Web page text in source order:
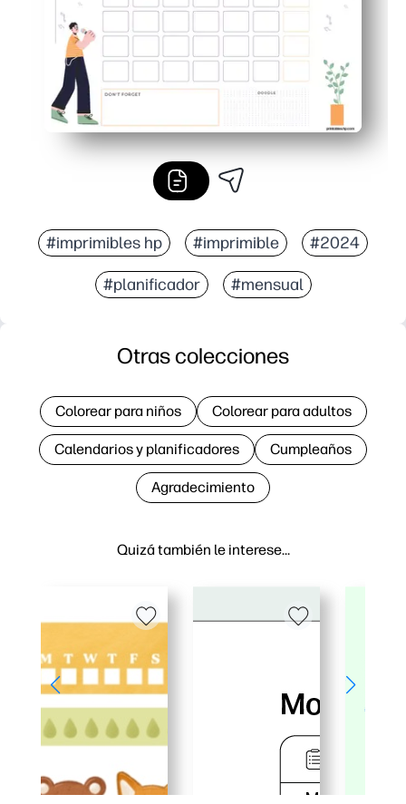
#imprimibles hp #imprimible #2024
#planificador #mensual
Quizá también le interese…
Otras colecciones
Colorear para niños Colorear para adultos
Calendarios y planificadores Cumpleaños
Agradecimiento